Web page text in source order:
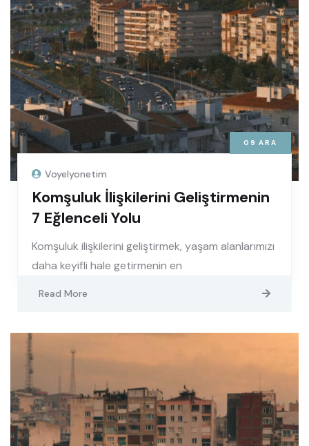
09 ARA
Voyelyonetim
Komşuluk İlişkilerini Geliştirmenin
7 Eğlenceli Yolu
Komşuluk ilişkilerini geliştirmek, yaşam alanlarımızı
daha keyifli hale getirmenin en
Read More